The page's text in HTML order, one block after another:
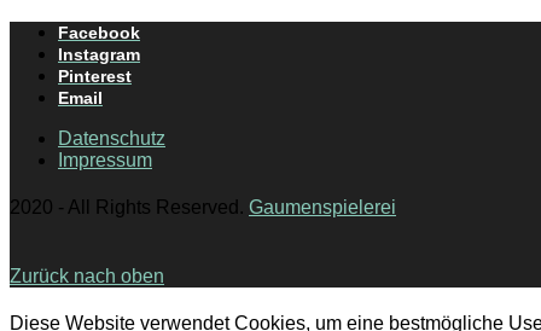
Facebook
Instagram
Pinterest
Email
Datenschutz
Impressum
2020 - All Rights Reserved. Gaumenspielerei
Zurück nach oben
Diese Website verwendet Cookies, um eine bestmögliche